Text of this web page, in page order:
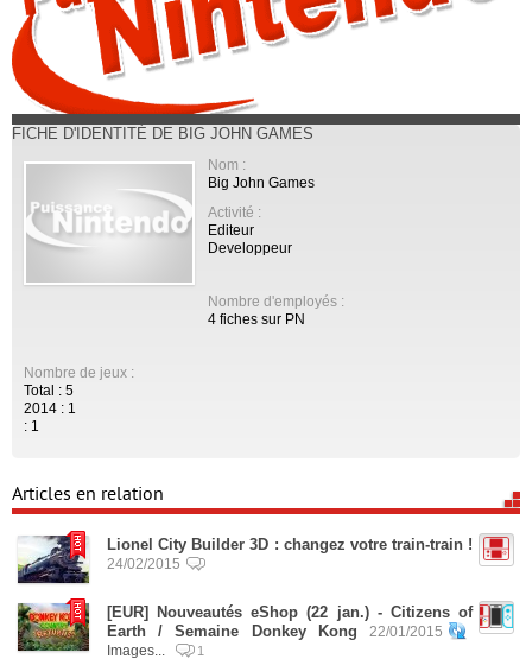
FICHE D'IDENTITÉ DE BIG JOHN GAMES
Nom :
Big John Games
Activité :
Editeur
Developpeur
Nombre d'employés :
4 fiches sur PN
Nombre de jeux :
Total : 5
2014 : 1
: 1
Articles en relation
Lionel City Builder 3D : changez votre train-train !
24/02/2015
[EUR] Nouveautés eShop (22 jan.) - Citizens of
Earth / Semaine Donkey Kong
22/01/2015
Images...
1